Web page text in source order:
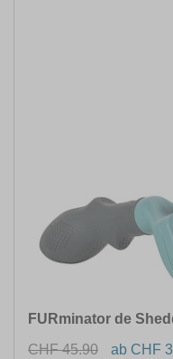
FURminator de
CHF 45.90
ab CHF